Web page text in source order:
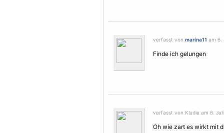
verfasst von marina11 am 6.
Finde ich gelungen
verfasst von Kludie am 6.
Oh wie zart es wirkt mit